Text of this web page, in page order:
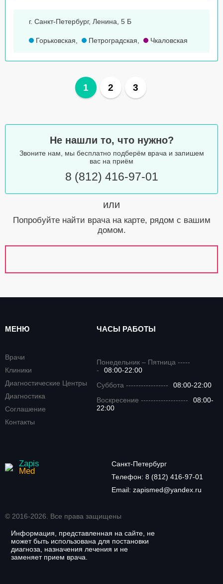
г. Санкт-Петербург, Ленина, 5 Б
Горьковская, Петроградская, Чкаловская
1 2 3
Не нашли то, что нужно?
Звоните нам, мы бесплатно подберём врача и запишем
вас на приём
8 (812) 416-97-01
или
Попробуйте найти врача на карте, рядом с вашим
домом.
МЕНЮ
Врачи
Клиники
Диагностические Центры
Диагностика
Соглашение
Контакты
ЧАСЫ РАБОТЫ
Понедельник – Пятница -----
-
08:00-22:00
Суббота -----------------
08:00-22:00
Воскресение -------------------
08:00-
22:00
Zapis
Med
Санкт-Петербург
Телефон: 8 (812) 416-97-01
Email: zapismed@yandex.ru
© 2016-2026. Все права защищены
Информация, представленная на сайте, не
может быть использована для постановки
диагноза, назначения лечения и не
заменяет прием врача.